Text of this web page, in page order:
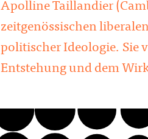
Apolline Taillandier
zeitgenössischen
politischer Ideologie. Sie
Entstehung und dem